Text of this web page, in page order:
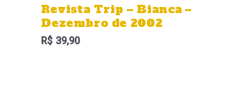
Revista Trip – Bianca –
Dezembro de 2002
R$ 39,90